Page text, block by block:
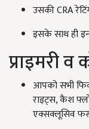
उसकी CRA
इसके साथ ही
प्राइमरी व
आपको सभी
राइट्स, कैश
एक्सक्लूसिव